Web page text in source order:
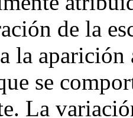
de la
la aparición
se
La